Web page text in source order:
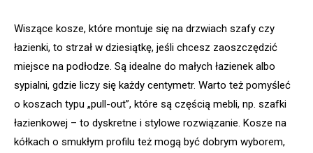
Wiszące kosze, które montuje się na drzwiach szafy czy
łazienki, to strzał w dziesiątkę, jeśli chcesz zaoszczędzić
miejsce na podłodze. Są idealne do małych łazienek albo
sypialni, gdzie liczy się każdy centymetr. Warto też pomyśleć
o koszach typu „pull-out”, które są częścią mebli, np. szafki
łazienkowej – to dyskretne i stylowe rozwiązanie. Kosze na
kółkach o smukłym profilu też mogą być dobrym wyborem,